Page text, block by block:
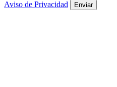
Aviso de Privacidad